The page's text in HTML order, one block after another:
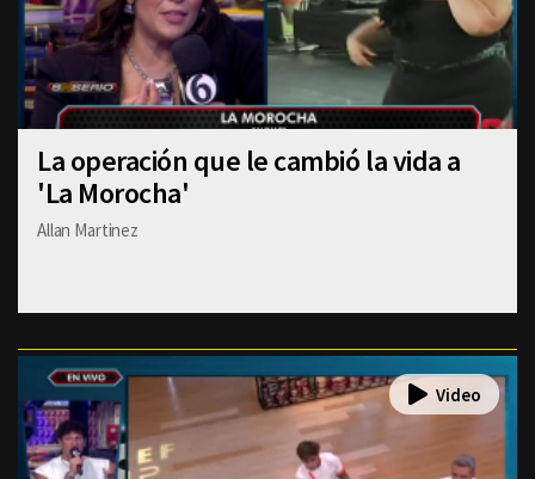
La operación que le cambió la vida a
'La Morocha'
Allan Martinez